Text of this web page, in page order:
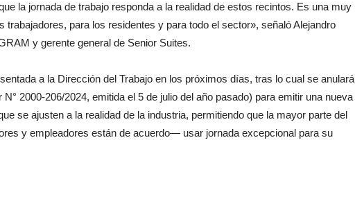
la jornada de trabajo responda a la realidad de estos recintos. Es una muy
trabajadores, para los residentes y para todo el sector», señaló Alejandro
y gerente general de Senior Suites.
a la Dirección del Trabajo en los próximos días, tras lo cual se anulará
2000-206/2024, emitida el 5 de julio del año pasado) para emitir una nueva
se ajusten a la realidad de la industria, permitiendo que la mayor parte del
y empleadores están de acuerdo— usar jornada excepcional para su